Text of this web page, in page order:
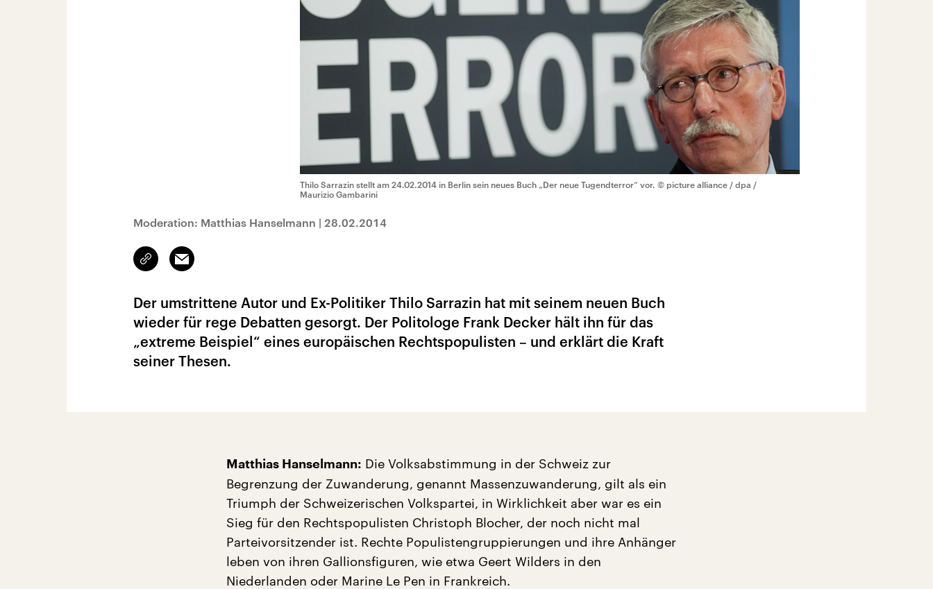
Thilo Sarrazin stellt am 24.02.2014 in Berlin sein neues Buch „Der neue Tugendterror“ vor. © picture alliance / dpa /
Maurizio Gambarini
Moderation: Matthias Hanselmann | 28.02.2014
Link
kopieren/teilen
Email
Der umstrittene Autor und Ex-Politiker Thilo Sarrazin hat mit seinem neuen Buch
wieder für rege Debatten gesorgt. Der Politologe Frank Decker hält ihn für das
„extreme Beispiel“ eines europäischen Rechtspopulisten – und erklärt die Kraft
seiner Thesen.
Matthias Hanselmann: Die Volksabstimmung in der Schweiz zur
Begrenzung der Zuwanderung, genannt Massenzuwanderung, gilt als ein
Triumph der Schweizerischen Volkspartei, in Wirklichkeit aber war es ein
Sieg für den Rechtspopulisten Christoph Blocher, der noch nicht mal
Parteivorsitzender ist. Rechte Populistengruppierungen und ihre Anhänger
leben von ihren Gallionsfiguren, wie etwa Geert Wilders in den
Niederlanden oder Marine Le Pen in Frankreich.